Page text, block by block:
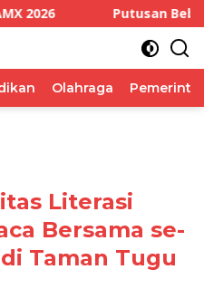
Putusan Bebas Bukan
Olahraga
Literasi
Bersama se-
Taman Tugu